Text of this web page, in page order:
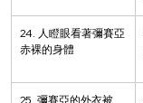
24. 人瞪眼看著彌賽亞
赤裸的身體
25. 彌賽亞的外衣被